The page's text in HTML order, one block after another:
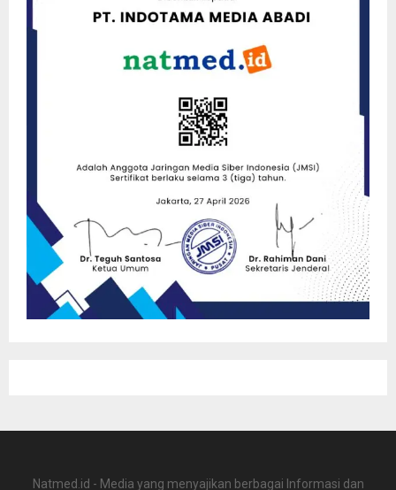
Natmed.id - Media yang menyajikan berbagai Informasi dan